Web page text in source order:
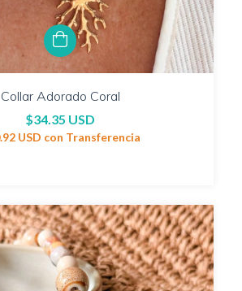
Collar Adorado Coral
$34.35 USD
USD con Transferencia